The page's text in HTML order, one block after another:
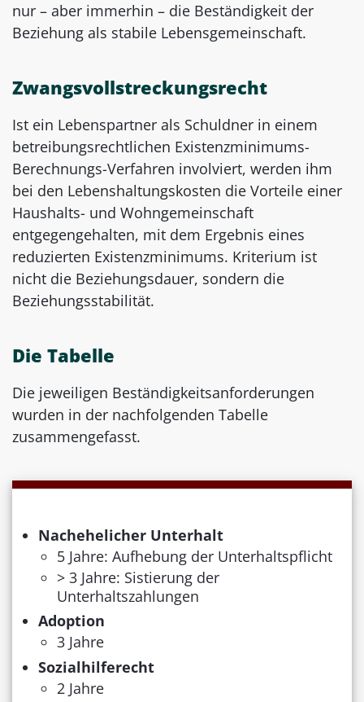
nur – aber immerhin – die Beständigkeit der
Beziehung als stabile Lebensgemeinschaft.
Zwangsvollstreckungsrecht
Ist ein Lebenspartner als Schuldner in einem
betreibungsrechtlichen Existenzminimums-
Berechnungs-Verfahren involviert, werden ihm
bei den Lebenshaltungskosten die Vorteile einer
Haushalts- und Wohngemeinschaft
entgegengehalten, mit dem Ergebnis eines
reduzierten Existenzminimums. Kriterium ist
nicht die Beziehungsdauer, sondern die
Beziehungsstabilität.
Die Tabelle
Die jeweiligen Beständigkeitsanforderungen
wurden in der nachfolgenden Tabelle
zusammengefasst.
Nachehelicher Unterhalt
5 Jahre: Aufhebung der Unterhaltspflicht
> 3 Jahre: Sistierung der
Unterhaltszahlungen
Adoption
3 Jahre
Sozialhilferecht
2 Jahre